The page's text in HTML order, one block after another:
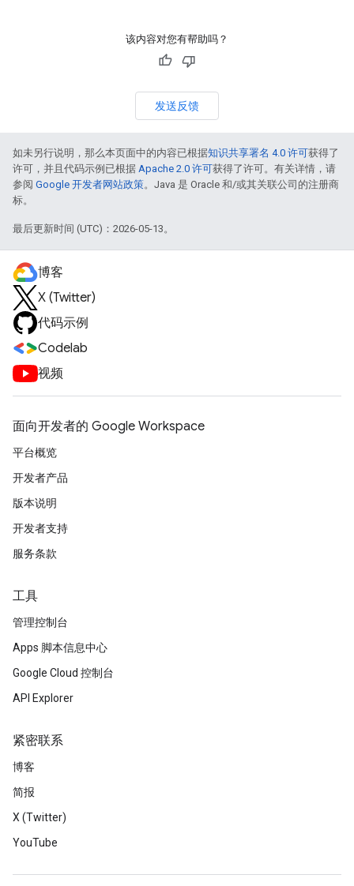
该内容对您有帮助吗？
发送反馈
如未另行说明，那么本页面中的内容已根据知识共享署名 4.0 许可获得了
许可，并且代码示例已根据 Apache 2.0 许可获得了许可。有关详情，请
参阅 Google 开发者网站政策。Java 是 Oracle 和/或其关联公司的注册商
标。
最后更新时间 (UTC)：2026-05-13。
博客
X (Twitter)
代码示例
Codelab
视频
面向开发者的 Google Workspace
平台概览
开发者产品
版本说明
开发者支持
服务条款
工具
管理控制台
Apps 脚本信息中心
Google Cloud 控制台
API Explorer
紧密联系
博客
简报
X (Twitter)
YouTube